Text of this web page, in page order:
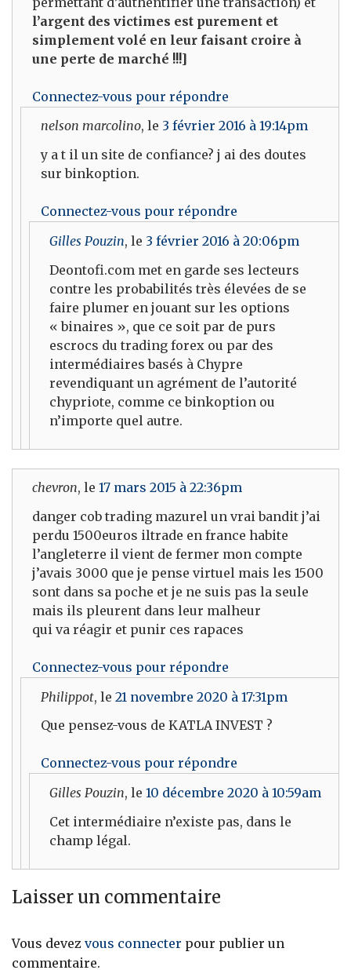
l’argent des victimes est purement et
simplement volé en leur faisant croire à
une perte de marché !!!]
Connectez-vous pour répondre
nelson marcolino, le 3 février 2016 à 19:14pm
y a t il un site de confiance? j ai des doutes
sur binkoption.
Connectez-vous pour répondre
Gilles Pouzin, le 3 février 2016 à 20:06pm
Deontofi.com met en garde ses lecteurs
contre les probabilités très élevées de se
faire plumer en jouant sur les options
« binaires », que ce soit par de purs
escrocs du trading forex ou par des
intermédiaires basés à Chypre
revendiquant un agrément de l’autorité
chypriote, comme ce binkoption ou
n’importe quel autre.
chevron, le 17 mars 2015 à 22:36pm
danger cob trading mazurel un vrai bandit j’ai
perdu 1500euros iltrade en france habite
l’angleterre il vient de fermer mon compte
j’avais 3000 que je pense virtuel mais les 1500
sont dans sa poche et je ne suis pas la seule
mais ils pleurent dans leur malheur
qui va réagir et punir ces rapaces
Connectez-vous pour répondre
Philippot, le 21 novembre 2020 à 17:31pm
Que pensez-vous de KATLA INVEST ?
Connectez-vous pour répondre
Gilles Pouzin, le 10 décembre 2020 à 10:59am
Cet intermédiaire n’existe pas, dans le
champ légal.
Laisser un commentaire
Vous devez vous connecter pour publier un
commentaire.